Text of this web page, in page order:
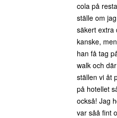
cola på
ställe om
säkert extra
kanske,
han få tag
walk och
ställen vi åt
på hotellet
också! Jag
var såå fint